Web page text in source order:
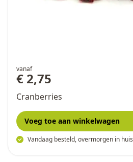
vanaf
€ 2,75
Cranberries
Vandaag besteld, overmorgen in huis
Voeg toe aan winkelwagen